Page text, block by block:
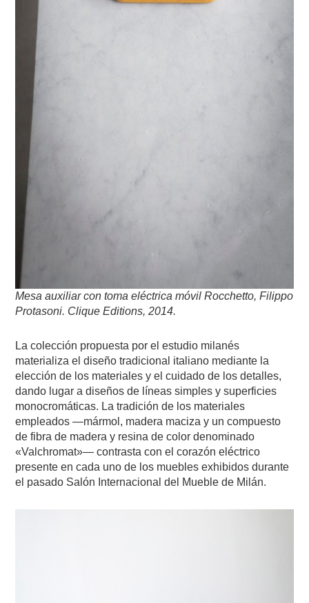
Mesa auxiliar con toma eléctrica móvil Rocchetto, Filippo
Protasoni. Clique Editions, 2014.
La colección propuesta por el estudio milanés
materializa el diseño tradicional italiano mediante la
elección de los materiales y el cuidado de los detalles,
dando lugar a diseños de líneas simples y superficies
monocromáticas. La tradición de los materiales
empleados —mármol, madera maciza y un compuesto
de fibra de madera y resina de color denominado
«Valchromat»— contrasta con el corazón eléctrico
presente en cada uno de los muebles exhibidos durante
el pasado Salón Internacional del Mueble de Milán.